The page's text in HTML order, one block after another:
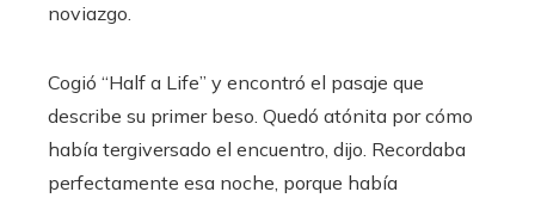
noviazgo.
Cogió “Half a Life” y encontró el pasaje que
describe su primer beso. Quedó atónita por cómo
había tergiversado el encuentro, dijo. Recordaba
perfectamente esa noche, porque había